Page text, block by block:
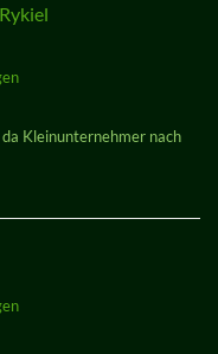
Kleinunternehmer nach